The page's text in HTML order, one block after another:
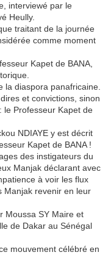
interviewé par le
Heully.
traitant de la journée
comme moment
Kapet de BANA,
la diaspora panafricaine.
et convictions, sinon
le Professeur Kapet de
NDIAYE y est décrit
Kapet de BANA !
des instigateurs du
Manjak déclarant avec
à voir les flux
Manjak revenir en leur
Moussa SY Maire et
de Dakar au Sénégal
mouvement célébré en